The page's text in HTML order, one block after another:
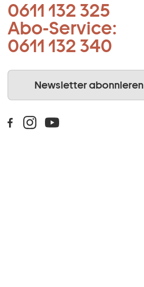
0611 132 325
Abo-Service:
0611 132 340
Newsletter abonnieren